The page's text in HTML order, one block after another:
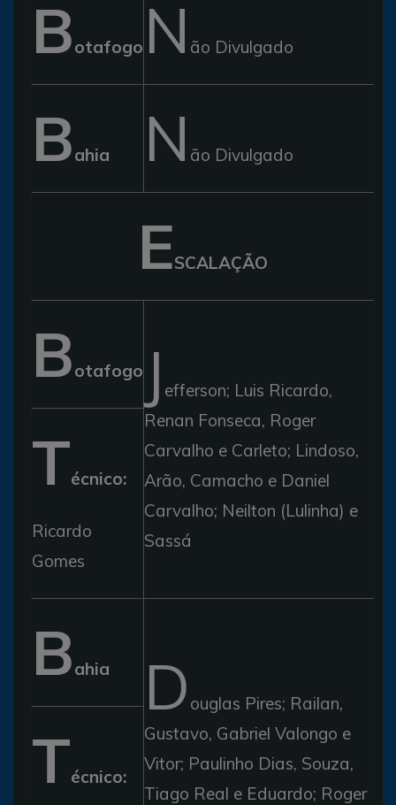
Botafogo N ão Divulgado
Bahia N ão Divulgado
ESCALAÇÃO
Botafogo J efferson; Luis Ricardo,
Renan Fonseca, Roger
Carvalho e Carleto; Lindoso,
Arão, Camacho e Daniel
Carvalho; Neilton (Lulinha) e
Sassá
Técnico:
Ricardo
Gomes
Bahia D ouglas Pires; Railan,
Gustavo, Gabriel Valongo e
Vitor; Paulinho Dias, Souza,
Tiago Real e Eduardo; Roger
Técnico: